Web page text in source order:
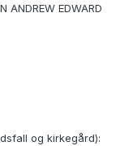
ANDREW EDWARD
og kirkegård):